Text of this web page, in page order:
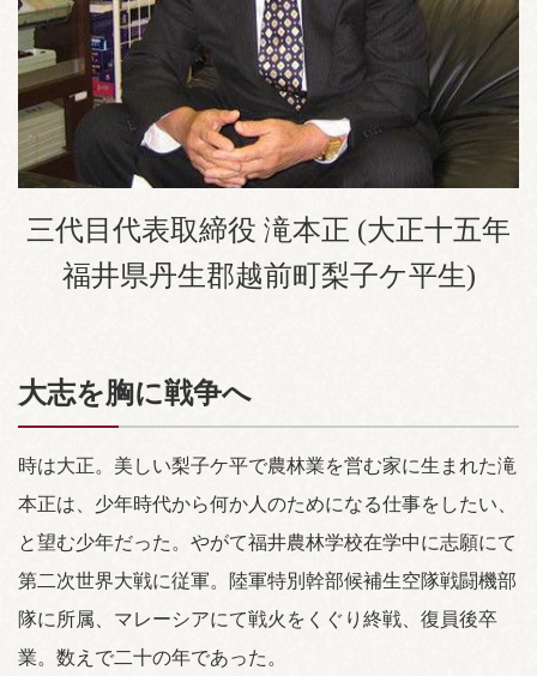
三代目代表取締役 滝本正 (大正十五年
福井県丹生郡越前町梨子ケ平生)
大志を胸に戦争へ
時は大正。美しい梨子ケ平で農林業を営む家に生まれた滝
本正は、少年時代から何か人のためになる仕事をしたい、
と望む少年だった。やがて福井農林学校在学中に志願にて
第二次世界大戦に従軍。陸軍特別幹部候補生空隊戦闘機部
隊に所属、マレーシアにて戦火をくぐり終戦、復員後卒
業。数えで二十の年であった。